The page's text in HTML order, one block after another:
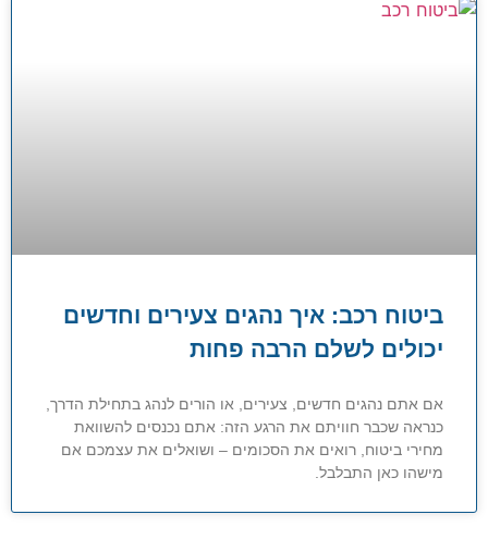
ביטוח רכב: איך נהגים צעירים וחדשים
יכולים לשלם הרבה פחות
אם אתם נהגים חדשים, צעירים, או הורים לנהג בתחילת הדרך,
כנראה שכבר חוויתם את הרגע הזה: אתם נכנסים להשוואת
מחירי ביטוח, רואים את הסכומים – ושואלים את עצמכם אם
מישהו כאן התבלבל.